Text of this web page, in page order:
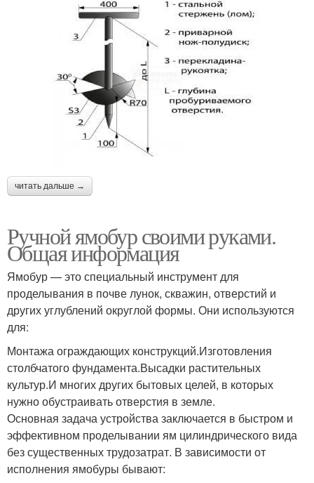
читать дальше →
Ручной ямобур своими руками.
Общая информация
Ямобур — это специальный инструмент для
проделывания в почве лунок, скважин, отверстий и
других углублений округлой формы. Они используются
для:
Монтажа ограждающих конструкций.Изготовления
столбчатого фундамента.Высадки растительных
культур.И многих других бытовых целей, в которых
нужно обустраивать отверстия в земле.
Основная задача устройства заключается в быстром и
эффективном проделывании ям цилиндрического вида
без существенных трудозатрат. В зависимости от
исполнения ямобуры бывают: